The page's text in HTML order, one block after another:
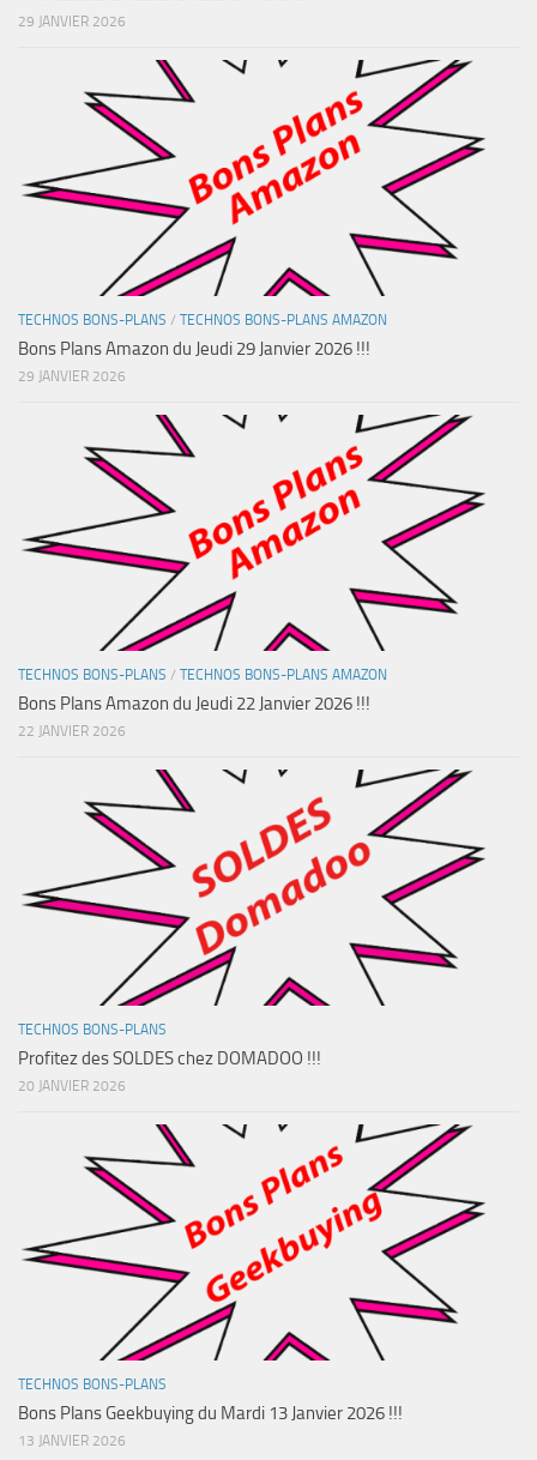
29 JANVIER 2026
TECHNOS BONS-PLANS / TECHNOS BONS-PLANS AMAZON
Bons Plans Amazon du Jeudi 29 Janvier 2026 !!!
29 JANVIER 2026
TECHNOS BONS-PLANS / TECHNOS BONS-PLANS AMAZON
Bons Plans Amazon du Jeudi 22 Janvier 2026 !!!
22 JANVIER 2026
TECHNOS BONS-PLANS
Profitez des SOLDES chez DOMADOO !!!
20 JANVIER 2026
TECHNOS BONS-PLANS
Bons Plans Geekbuying du Mardi 13 Janvier 2026 !!!
13 JANVIER 2026